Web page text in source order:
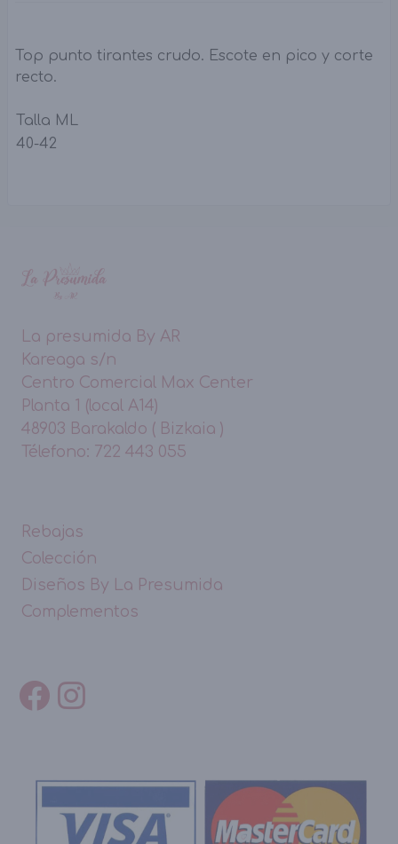
Top punto tirantes crudo. Escote en pico y corte
recto.
Talla ML
40-42
La presumida By AR
Kareaga s/n
Centro Comercial Max Center
Planta 1 (local A14)
48903 Barakaldo ( Bizkaia )
Télefono: 722 443 055
Rebajas
Colección
Diseños By La Presumida
Complementos